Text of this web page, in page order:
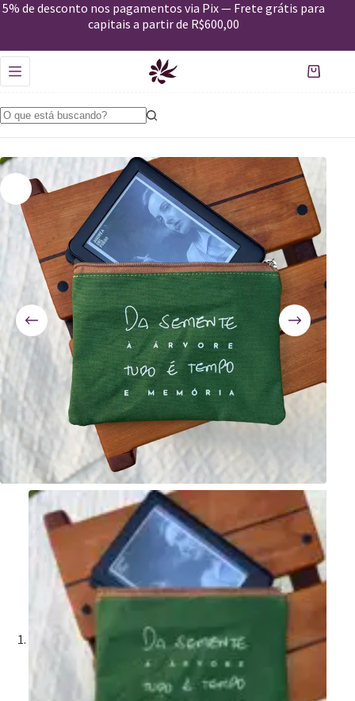
Nécessaire Desejos_Semente-verde
Em estoque Comprar
5% de desconto nos pagamentos via Pix — Frete grátis para
capitais a partir de R$600,00